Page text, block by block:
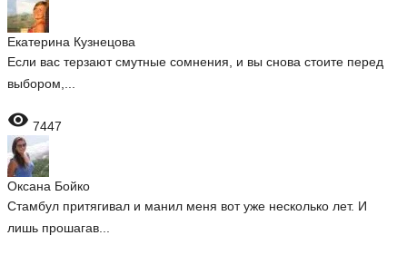
Екатерина Кузнецова
Если вас терзают смутные сомнения, и вы снова стоите перед
выбором,...
 7447
Оксана Бойко
Стамбул притягивал и манил меня вот уже несколько лет. И
лишь прошагав...